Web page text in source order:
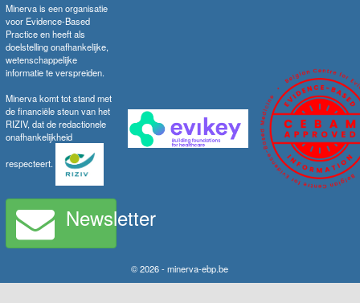
Minerva is een organisatie
voor Evidence-Based
Practice en heeft als
doelstelling onafhankelijke,
wetenschappelijke
informatie te verspreiden.
Minerva komt tot stand met
de financiële steun van het
RIZIV, dat de redactionele
onafhankelijkheid
respecteert.
Newsletter
© 2026 - minerva-ebp.be